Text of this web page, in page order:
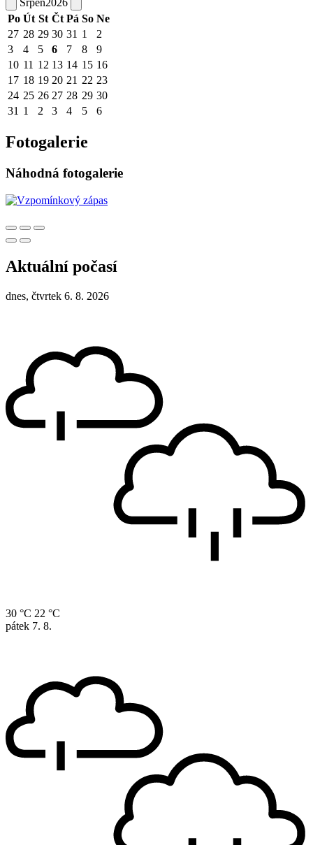
Po Út St Čt Pá So Ne
27 28 29 30 31 1
2
3
4 5 6 7 8
9
10 11 12 13 14 15 16
17 18 19 20 21 22 23
24 25 26 27 28 29 30
31 1 2 3 4 5 6
Fotogalerie
Náhodná fotogalerie
Aktuální počasí
dnes, čtvrtek 6. 8. 2026
30 °C 22 °C
pátek 7. 8.